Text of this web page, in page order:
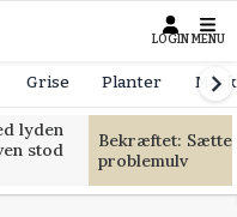
LOGIN MENU
Grise Planter
lyden
stod
Bekræftet:
problemulv